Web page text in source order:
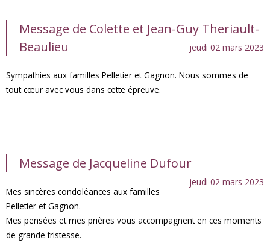
Message de Colette et Jean-Guy Theriault-
Beaulieu
jeudi 02 mars 2023
Sympathies aux familles Pelletier et Gagnon. Nous sommes de
tout cœur avec vous dans cette épreuve.
Message de Jacqueline Dufour
jeudi 02 mars 2023
Mes sincères condoléances aux familles
Pelletier et Gagnon.
Mes pensées et mes prières vous accompagnent en ces moments
de grande tristesse.